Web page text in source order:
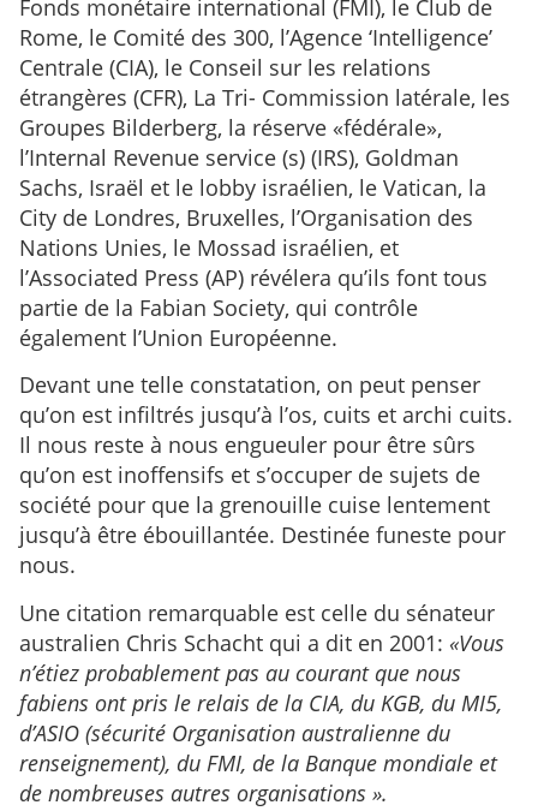
Fonds monétaire international (FMI), le Club de
Rome, le Comité des 300, l’Agence ‘Intelligence’
Centrale (CIA), le Conseil sur les relations
étrangères (CFR), La Tri- Commission latérale, les
Groupes Bilderberg, la réserve «fédérale»,
l’Internal Revenue service (s) (IRS), Goldman
Sachs, Israël et le lobby israélien, le Vatican, la
City de Londres, Bruxelles, l’Organisation des
Nations Unies, le Mossad israélien, et
l’Associated Press (AP) révélera qu’ils font tous
partie de la Fabian Society, qui contrôle
également l’Union Européenne.
Devant une telle constatation, on peut penser
qu’on est infiltrés jusqu’à l’os, cuits et archi cuits.
Il nous reste à nous engueuler pour être sûrs
qu’on est inoffensifs et s’occuper de sujets de
société pour que la grenouille cuise lentement
jusqu’à être ébouillantée. Destinée funeste pour
nous.
Une citation remarquable est celle du sénateur
australien Chris Schacht qui a dit en 2001: «Vous
n’étiez probablement pas au courant que nous
fabiens ont pris le relais de la CIA, du KGB, du MI5,
d’ASIO (sécurité Organisation australienne du
renseignement), du FMI, de la Banque mondiale et
de nombreuses autres organisations ».